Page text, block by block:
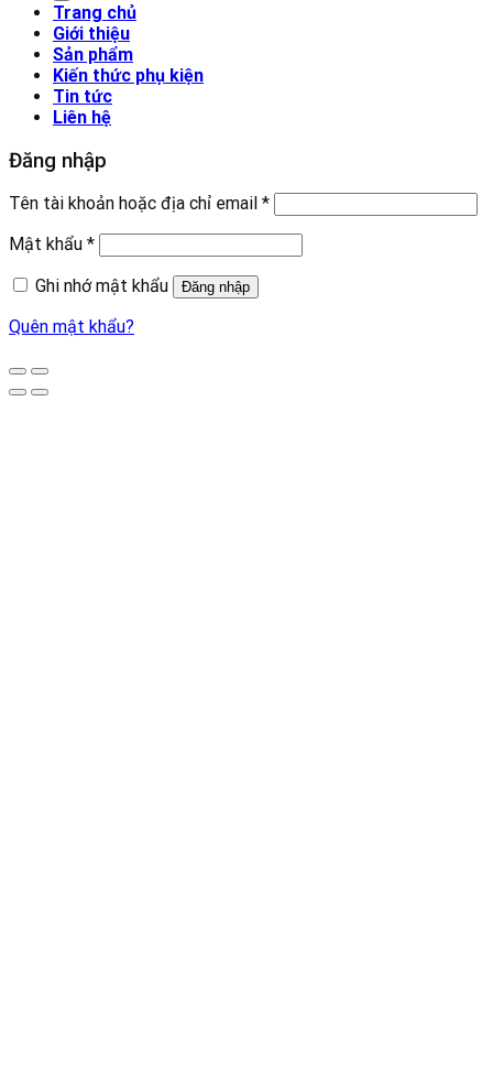
Trang chủ
Giới thiệu
Sản phẩm
Kiến thức phụ kiện
Tin tức
Liên hệ
Đăng nhập
Tên tài khoản hoặc địa chỉ email *
Mật khẩu *
Ghi nhớ mật khẩu
Đăng nhập
Quên mật khẩu?